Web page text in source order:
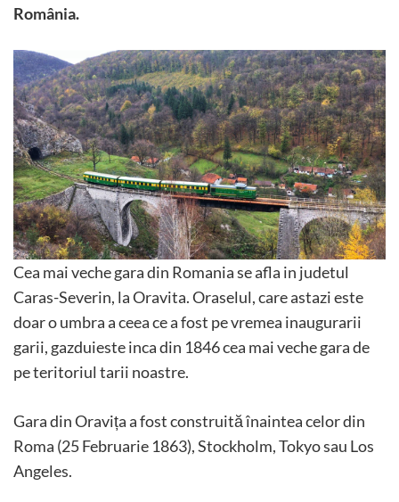
România.
Cea mai veche gara din Romania se afla in judetul
Caras-Severin, la Oravita. Oraselul, care astazi este
doar o umbra a ceea ce a fost pe vremea inaugurarii
garii, gazduieste inca din 1846 cea mai veche gara de
pe teritoriul tarii noastre.
Gara din Oravița a fost construită înaintea celor din
Roma (25 Februarie 1863), Stockholm, Tokyo sau Los
Angeles.